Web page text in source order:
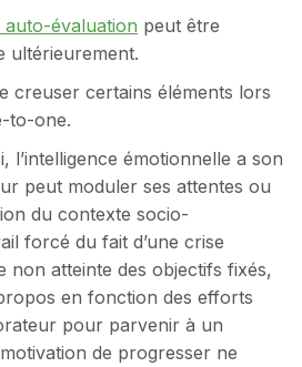
évaluation peut être
ultérieurement.
creuser certains éléments lors
to-one.
l’intelligence émotionnelle a son
peut moduler ses attentes ou
du contexte socio-
forcé du fait d’une crise
non atteinte des objectifs fixés,
en fonction des efforts
pour parvenir à un
de progresser ne